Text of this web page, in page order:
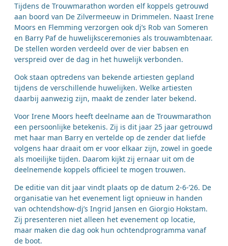
Tijdens de Trouwmarathon worden elf koppels getrouwd
aan boord van De Zilvermeeuw in Drimmelen. Naast Irene
Moors en Flemming verzorgen ook dj’s Rob van Someren
en Barry Paf de huwelijksceremonies als trouwambtenaar.
De stellen worden verdeeld over de vier babsen en
verspreid over de dag in het huwelijk verbonden.
Ook staan optredens van bekende artiesten gepland
tijdens de verschillende huwelijken. Welke artiesten
daarbij aanwezig zijn, maakt de zender later bekend.
Voor Irene Moors heeft deelname aan de Trouwmarathon
een persoonlijke betekenis. Zij is dit jaar 25 jaar getrouwd
met haar man Barry en vertelde op de zender dat liefde
volgens haar draait om er voor elkaar zijn, zowel in goede
als moeilijke tijden. Daarom kijkt zij ernaar uit om de
deelnemende koppels officieel te mogen trouwen.
De editie van dit jaar vindt plaats op de datum 2-6-’26. De
organisatie van het evenement ligt opnieuw in handen
van ochtendshow-dj’s Ingrid Jansen en Giorgio Hokstam.
Zij presenteren niet alleen het evenement op locatie,
maar maken die dag ook hun ochtendprogramma vanaf
de boot.